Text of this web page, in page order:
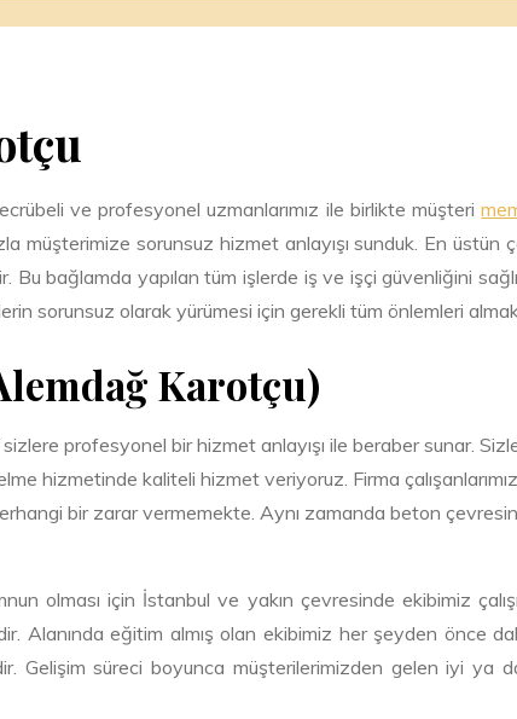
ve profesyonel uzmanlarımız ile birlikte müşteri
müşterimize sorunsuz hizmet anlayışı sunduk. En
Bu bağlamda yapılan tüm işlerde iş ve işçi güvenliğini
sorunsuz olarak yürümesi için gerekli tüm önlemleri
Karotçu)
profesyonel bir hizmet anlayışı ile beraber sunar.
hizmetinde kaliteli hizmet veriyoruz. Firma
bir zarar vermemekte. Aynı zamanda beton
olması için İstanbul ve yakın çevresinde ekibimiz
Alanında eğitim almış olan ekibimiz her şeyden önce
Gelişim süreci boyunca müşterilerimizden gelen iyi ya